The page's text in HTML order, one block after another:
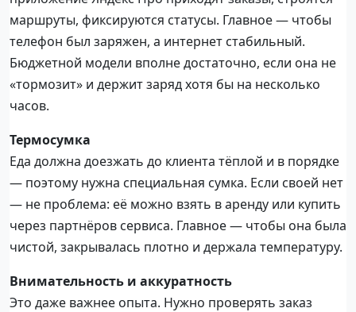
маршруты, фиксируются статусы. Главное — чтобы
телефон был заряжен, а интернет стабильный.
Бюджетной модели вполне достаточно, если она не
«тормозит» и держит заряд хотя бы на несколько
часов.
Термосумка
Еда должна доезжать до клиента тёплой и в порядке
— поэтому нужна специальная сумка. Если своей нет
— не проблема: её можно взять в аренду или купить
через партнёров сервиса. Главное — чтобы она была
чистой, закрывалась плотно и держала температуру.
Внимательность и аккуратность
Это даже важнее опыта. Нужно проверять заказ